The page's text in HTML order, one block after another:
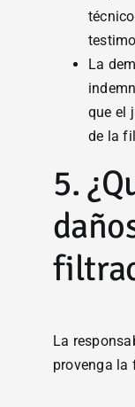
La
que el
de la
5.
La
provenga la